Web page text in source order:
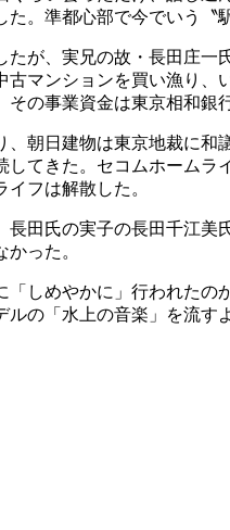
。準都心部で今でいう〝
たが、実兄の故・長田庄
古マンションを買い漁り
の事業資金は東京相和銀
、朝日建物は東京地裁に
してきた。セコムホームラ
フは解散した。
田氏の実子の長田千江美
った。
しめやかに」行われたの
の「水上の音楽」を流す